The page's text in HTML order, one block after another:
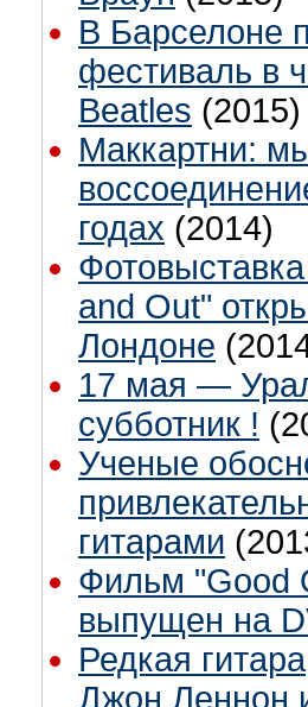
В Барселоне
фестиваль в
Beatles (2015)
Маккартни:
годах (2014)
and Out"
Лондоне
17 мая —
субботник !
Ученые
гитарами
Фильм "Good
выпущен на
Редкая
Джон Леннон